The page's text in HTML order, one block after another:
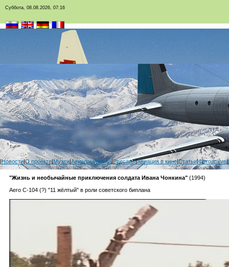
Суббота, 08.08.2026, 07:16
|Новости|О проекте|Музеи|Авиапамятники|Реестры|Авиация в кино|Статьи|Фотоархив|
"Жизнь и необычайные приключения солдата Ивана Чонкина" (1994)
Aero C-104 (?) "11 жёлтый" в роли советского биплана